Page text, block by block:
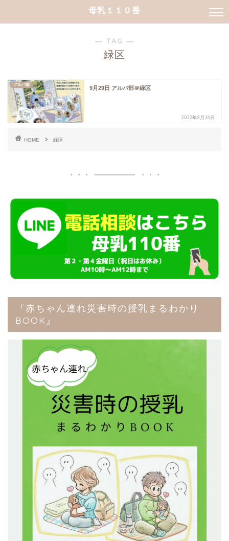
母乳１１０番
― TAG ―
緑区
アルバ部
9月29日 アルバ部＠緑区
2022年8月26日
HOME 緑区
『赤ちゃん連れ災害時の授乳まるわかり
BOOK』